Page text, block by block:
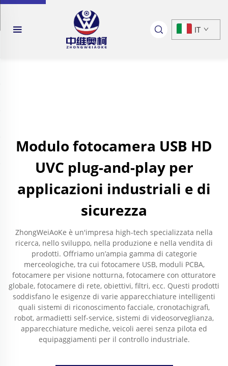
IT
Modulo fotocamera USB HD
UVC plug-and-play per
applicazioni industriali e di
sicurezza
ZhongWeiAoKe è un'impresa high-tech specializzata nella
ricerca, nello sviluppo, nella produzione e nella vendita di
prodotti. Offriamo un’ampia gamma di categorie
merceologiche, tra cui fotocamere USB, moduli PCBA,
fotocamere per visione notturna, fotocamere con otturatore
globale, fotocamere di rete, obiettivi, filtri, ecc. Questi prodotti
soddisfano le esigenze di varie apparecchiature intelligenti
quali sistemi di riconoscimento facciale, cronotachigrafi,
robot, armadietti self-service, sistemi di videosorveglianza,
apparecchiature mediche, veicoli aerei senza pilota ed
equipaggiamenti per il controllo industriale.